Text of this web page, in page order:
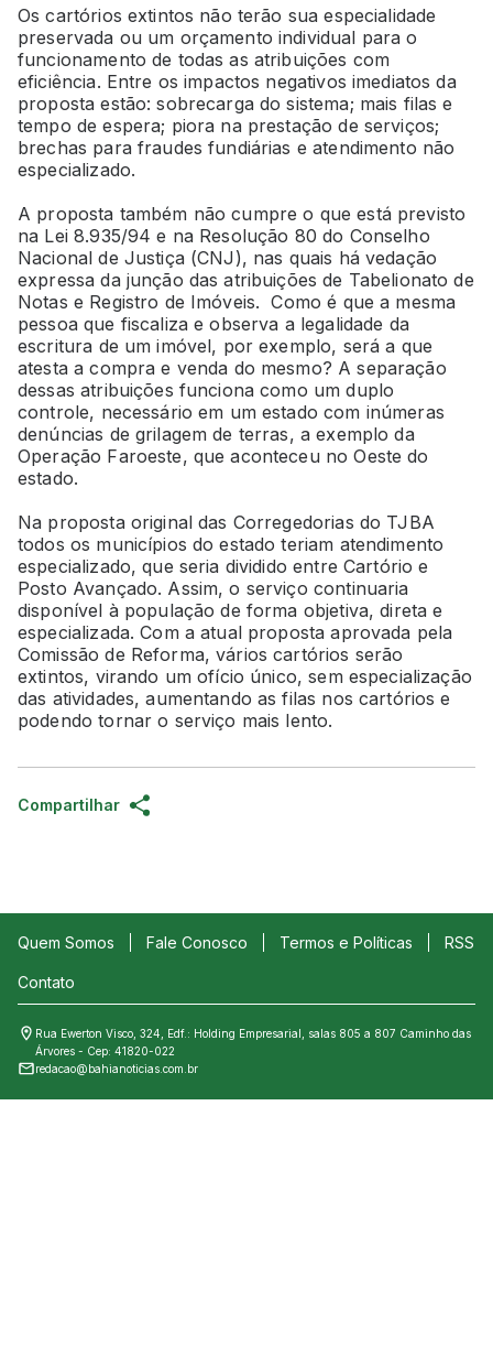
Os cartórios extintos não terão sua especialidade
preservada ou um orçamento individual para o
funcionamento de todas as atribuições com
eficiência. Entre os impactos negativos imediatos da
proposta estão: sobrecarga do sistema; mais filas e
tempo de espera; piora na prestação de serviços;
brechas para fraudes fundiárias e atendimento não
especializado.
A proposta também não cumpre o que está previsto
na Lei 8.935/94 e na Resolução 80 do Conselho
Nacional de Justiça (CNJ), nas quais há vedação
expressa da junção das atribuições de Tabelionato de
Notas e Registro de Imóveis. Como é que a mesma
pessoa que fiscaliza e observa a legalidade da
escritura de um imóvel, por exemplo, será a que
atesta a compra e venda do mesmo? A separação
dessas atribuições funciona como um duplo
controle, necessário em um estado com inúmeras
denúncias de grilagem de terras, a exemplo da
Operação Faroeste, que aconteceu no Oeste do
estado.
Na proposta original das Corregedorias do TJBA
todos os municípios do estado teriam atendimento
especializado, que seria dividido entre Cartório e
Posto Avançado. Assim, o serviço continuaria
disponível à população de forma objetiva, direta e
especializada. Com a atual proposta aprovada pela
Comissão de Reforma, vários cartórios serão
extintos, virando um ofício único, sem especialização
das atividades, aumentando as filas nos cartórios e
podendo tornar o serviço mais lento.
Compartilhar
Quem Somos Fale Conosco Termos e Políticas RSS
Contato
Rua Ewerton Visco, 324, Edf.: Holding Empresarial, salas 805 a 807 Caminho das
Árvores - Cep: 41820-022
redacao@bahianoticias.com.br